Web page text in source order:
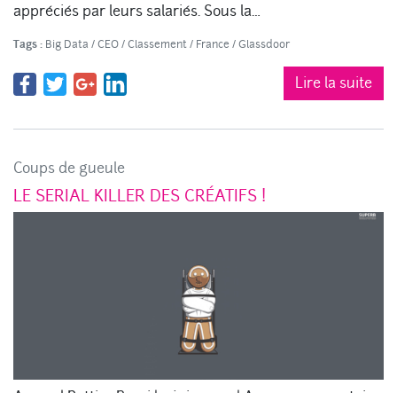
appréciés par leurs salariés. Sous la…
Tags : Big Data /CEO/Classement/ France /Glassdoor
Lire la suite
Coups de gueule
LE SERIAL KILLER DES CRÉATIFS !